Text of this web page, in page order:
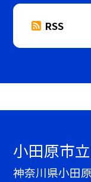
RSS
小田原市
神奈川県小田